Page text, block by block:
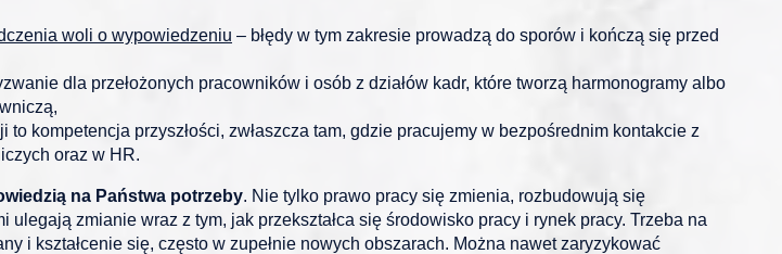
woli o wypowiedzeniu – błędy w tym zakresie prowadzą do sporów i kończą się przed
dla przełożonych pracowników i osób z działów kadr, które tworzą harmonogramy albo
kompetencja przyszłości, zwłaszcza tam, gdzie pracujemy w bezpośrednim kontakcie z
oraz w HR.
na Państwa potrzeby. Nie tylko prawo pracy się zmienia, rozbudowują się
zmianie wraz z tym, jak przekształca się środowisko pracy i rynek pracy. Trzeba na
i kształcenie się, często w zupełnie nowych obszarach. Można nawet zaryzykować